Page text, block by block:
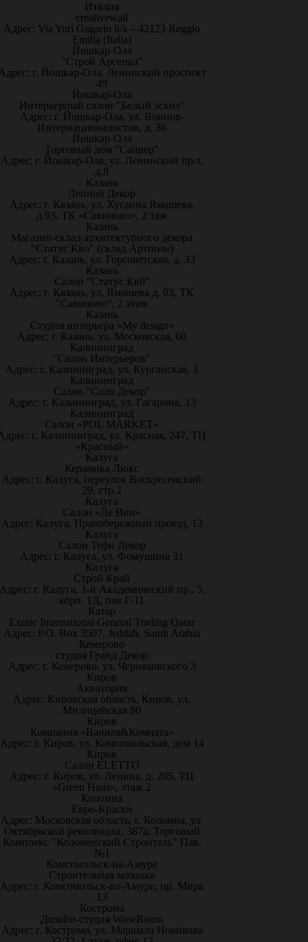
Италия
creativewall
Адрес: Via Yuri Gagarin 6/a – 42123 Reggio
Emilia (Italia)
Йошкар-Ола
"Строй Арсенал"
г. Йошкар-Ола, Ленинский проспект
49
Йошкар-Ола
Интерьерный салон "Белый эскиз"
Адрес: г. Йошкар-Ола, ул. Воинов-
Интернационалистов, д. 36
Йошкар-Ола
Торговый дом "Сайвер"
Адрес: г. Йошкар-Ола, ул. Ленинский пр-т,
д.8
Казань
Лепной Декор
Адрес: г. Казань, ул. Хусаина Ямашева,
д.93, ТК «Савиново», 2 таж
Казань
Магазин-склад архитектурного декора
"Статус Кво" (склад Артполе)
Адрес: г. Казань, ул. Горсоветская, д. 33
Казань
Салон "Статус Кв0"
Адрес: г. Казань, ул. Ямашева д. 93, ТК
"Савиново", 2 этаж
Казань
Студия интерьера «My design»
Адрес: г. Казань, ул. Московская, 60
Калининград
"Салон Интерьеров"
Адрес: г. Калининград, ул. Курганская, 3
Калининград
Салон "Соло Декор"
Адрес: г. Калининград, ул. Гагарина, 13
Калининград
Салон «POL MARKET»
г. Калининград, ул. Красная, 247, ТЦ
«Красный»
Калуга
Керамика Люкс
Адрес: г. Калуга, переулок Воскресенский
29, стр.2
Калуга
Салон «Ле Вин»
Адрес: Калуга, Правобережный проезд, 13
Калуга
Салон Тефи Декор
Адрес: г. Калуга, ул. Фомушина 31
Калуга
Строй Край
г. Калуга, 1-й Академический пр., 5,
корп. 1Д, пав Г-11
Катар
Exotic International General Trading Qatar
Адрес: P.O. Box 3507, Jeddah, Saudi Arabia
Кемерово
студия Гранд Декор
Адрес: г. Кемерово, ул. Черняховского 3
Киров
Акватория
Адрес: Кировская область, Киров, ул.
Милицейская 80
Киров
Компания «Ванная&Комната»
Адрес: г. Киров, ул. Комсомольская, дом 14
Киров
Салон ELETTO
Адрес: г. Киров, ул. Ленина, д. 205, ТЦ
«Green Haus», этаж 2
Коломна
Евро-Краски
Адрес: Московская область, г. Коломна, ул.
Октябрьской революции, 387а, Торговый
Комплекс "Коломенский Строитель" Пав.
№1
Комсомольск-на-Амуре
Строительная мозаика
Адрес: г. Комсомольск-на-Амуре, пр. Мира
13
Кострома
Дизайн-студия WowRoom
Адрес: г. Кострома, ул. Маршала Новикова